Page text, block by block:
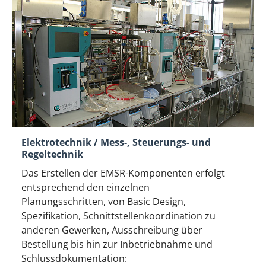
Elektrotechnik / Mess-, Steuerungs- und
Regeltechnik
Das Erstellen der EMSR-Komponenten erfolgt
entsprechend den einzelnen
Planungsschritten, von Basic Design,
Spezifikation, Schnittstellenkoordination zu
anderen Gewerken, Ausschreibung über
Bestellung bis hin zur Inbetriebnahme und
Schlussdokumentation: